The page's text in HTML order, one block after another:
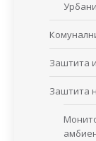
Заштита
Заштита